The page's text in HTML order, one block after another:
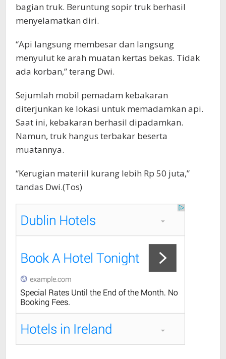
bagian truk. Beruntung sopir truk berhasil
menyelamatkan diri.
“Api langsung membesar dan langsung
menyulut ke arah muatan kertas bekas. Tidak
ada korban,” terang Dwi.
Sejumlah mobil pemadam kebakaran
diterjunkan ke lokasi untuk memadamkan api.
Saat ini, kebakaran berhasil dipadamkan.
Namun, truk hangus terbakar beserta
muatannya.
“Kerugian materiil kurang lebih Rp 50 juta,”
tandas Dwi.(Tos)